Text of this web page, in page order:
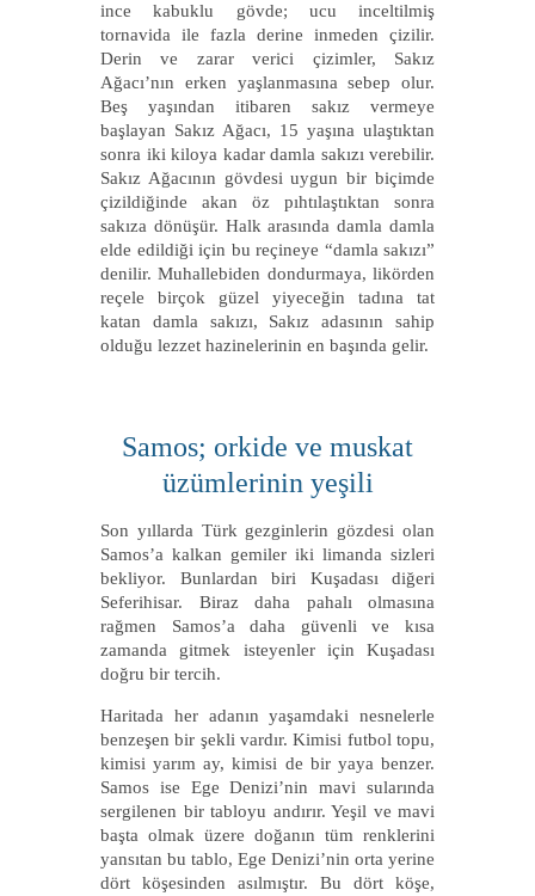
ince kabuklu gövde; ucu inceltilmiş
tornavida ile fazla derine inmeden çizilir.
Derin ve zarar verici çizimler, Sakız
Ağacı’nın erken yaşlanmasına sebep olur.
Beş yaşından itibaren sakız vermeye
başlayan Sakız Ağacı, 15 yaşına ulaştıktan
sonra iki kiloya kadar damla sakızı verebilir.
Sakız Ağacının gövdesi uygun bir biçimde
çizildiğinde akan öz pıhtılaştıktan sonra
sakıza dönüşür. Halk arasında damla damla
elde edildiği için bu reçineye “damla sakızı”
denilir. Muhallebiden dondurmaya, likörden
reçele birçok güzel yiyeceğin tadına tat
katan damla sakızı, Sakız adasının sahip
olduğu lezzet hazinelerinin en başında gelir.
Samos; orkide ve muskat
üzümlerinin yeşili
Son yıllarda Türk gezginlerin gözdesi olan
Samos’a kalkan gemiler iki limanda sizleri
bekliyor. Bunlardan biri Kuşadası diğeri
Seferihisar. Biraz daha pahalı olmasına
rağmen Samos’a daha güvenli ve kısa
zamanda gitmek isteyenler için Kuşadası
doğru bir tercih.
Haritada her adanın yaşamdaki nesnelerle
benzeşen bir şekli vardır. Kimisi futbol topu,
kimisi yarım ay, kimisi de bir yaya benzer.
Samos ise Ege Denizi’nin mavi sularında
sergilenen bir tabloyu andırır. Yeşil ve mavi
başta olmak üzere doğanın tüm renklerini
yansıtan bu tablo, Ege Denizi’nin orta yerine
dört köşesinden asılmıştır. Bu dört köşe,